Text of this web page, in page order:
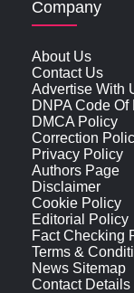
Company
About Us
Contact Us
Advertise With
DNPA Code Of
DMCA Policy
Correction
Privacy Policy
Authors Page
Disclaimer
Cookie Policy
Editorial Policy
Fact Checking
Terms &
News Sitemap
Contact